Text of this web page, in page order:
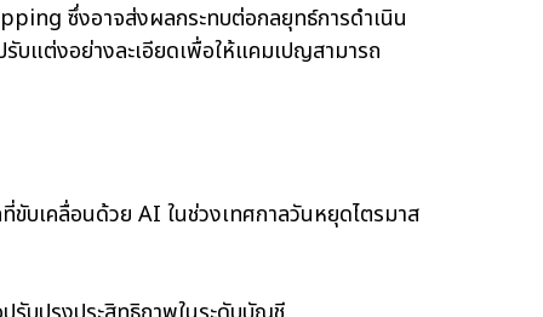
ซึ่งอาจส่งผลกระทบต่อกลยุทธ์การดำเนิน
บแต่งอย่างละเอียดเพื่อให้แคมเปญสามารถ
บเคลื่อนด้วย AI ในช่วงเทศกาลวันหยุดไตรมาส